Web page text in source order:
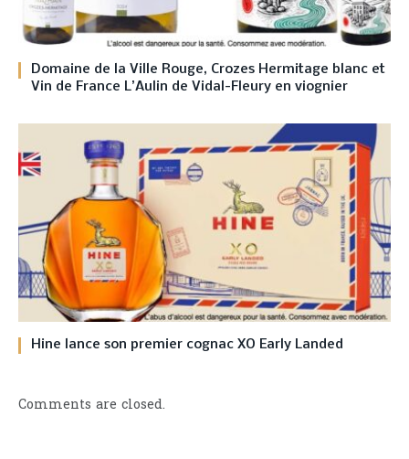
Domaine de la Ville Rouge, Crozes Hermitage blanc et
Vin de France L’Aulin de Vidal-Fleury en viognier
Hine lance son premier cognac XO Early Landed
Comments are closed.